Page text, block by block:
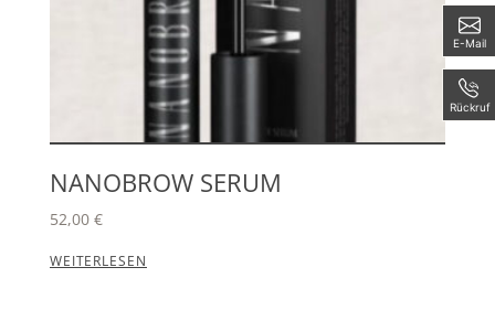
NANOBROW SERUM
52,00 €
WEITERLESEN
E-Mail
Rückruf